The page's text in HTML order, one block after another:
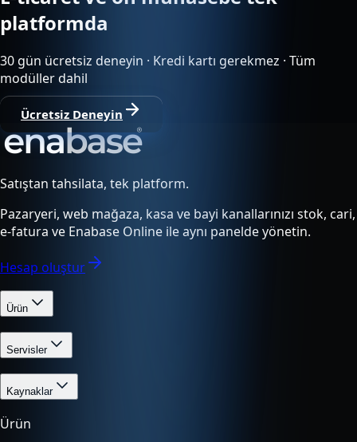
platformda
30 gün ücretsiz deneyin · Kredi kartı gerekmez · Tüm
modüller dahil
Ücretsiz Deneyin
Satıştan tahsilata, tek platform.
Pazaryeri, web mağaza, kasa ve bayi kanallarınızı stok, cari,
e-fatura ve Enabase Online ile aynı panelde yönetin.
Hesap oluştur
Ürün
Servisler
Kaynaklar
Ürün